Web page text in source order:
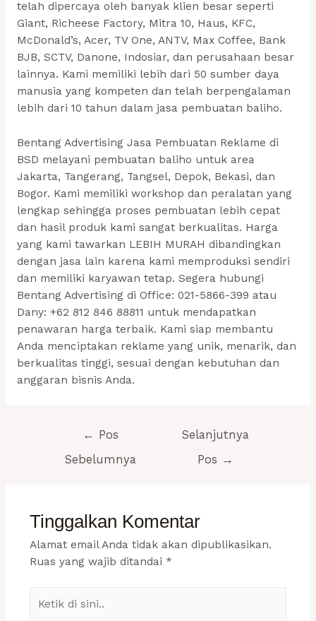
telah dipercaya oleh banyak klien besar seperti
Giant, Richeese Factory, Mitra 10, Haus, KFC,
McDonald’s, Acer, TV One, ANTV, Max Coffee, Bank
BJB, SCTV, Danone, Indosiar, dan perusahaan besar
lainnya. Kami memiliki lebih dari 50 sumber daya
manusia yang kompeten dan telah berpengalaman
lebih dari 10 tahun dalam jasa pembuatan baliho.
Bentang Advertising Jasa Pembuatan Reklame di
BSD melayani pembuatan baliho untuk area
Jakarta, Tangerang, Tangsel, Depok, Bekasi, dan
Bogor. Kami memiliki workshop dan peralatan yang
lengkap sehingga proses pembuatan lebih cepat
dan hasil produk kami sangat berkualitas. Harga
yang kami tawarkan LEBIH MURAH dibandingkan
dengan jasa lain karena kami memproduksi sendiri
dan memiliki karyawan tetap. Segera hubungi
Bentang Advertising di Office: 021-5866-399 atau
Dany: +62 812 846 88811 untuk mendapatkan
penawaran harga terbaik. Kami siap membantu
Anda menciptakan reklame yang unik, menarik, dan
berkualitas tinggi, sesuai dengan kebutuhan dan
anggaran bisnis Anda.
←
Pos
Sebelumnya
Selanjutnya
Pos →
Tinggalkan Komentar
Alamat email Anda tidak akan dipublikasikan.
Ruas yang wajib ditandai *